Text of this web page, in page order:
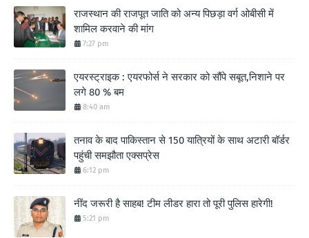
राजस्थान की राजपूत जाति को अन्य पिछड़ा वर्ग ओबीसी में
शामिल करवाने की मांग
7:27 pm
एयरस्ट्राइक : एयरफोर्स ने सरकार को सौंपे सबूत,निशाने पर
लगे 80 % बम
8:40 am
तनाव के बाद पाकिस्तान से 150 यात्रियों के साथ अटारी बॉर्डर
पहुंची समझौता एक्सप्रेस
6:12 pm
नींद जरूरी है साहब! टीम लीडर हारा तो पूरी पुलिस हारेगी!
5:21 pm